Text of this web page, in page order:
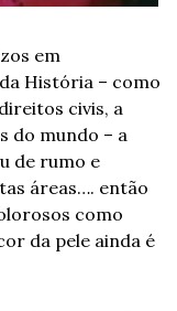
em
História – como
civis, a
do mundo – a
de rumo e
áreas…. então
como
da pele ainda é